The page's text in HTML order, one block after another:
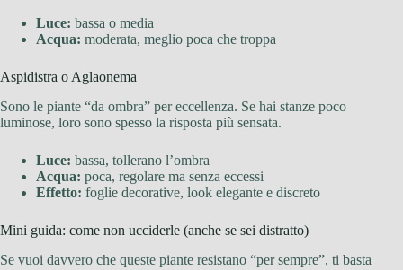
Luce: bassa o media
Acqua: moderata, meglio poca che troppa
Aspidistra o Aglaonema
Sono le piante “da ombra” per eccellenza. Se hai stanze poco
luminose, loro sono spesso la risposta più sensata.
Luce: bassa, tollerano l’ombra
Acqua: poca, regolare ma senza eccessi
Effetto: foglie decorative, look elegante e discreto
Mini guida: come non ucciderle (anche se sei distratto)
Se vuoi davvero che queste piante resistano “per sempre”, ti basta